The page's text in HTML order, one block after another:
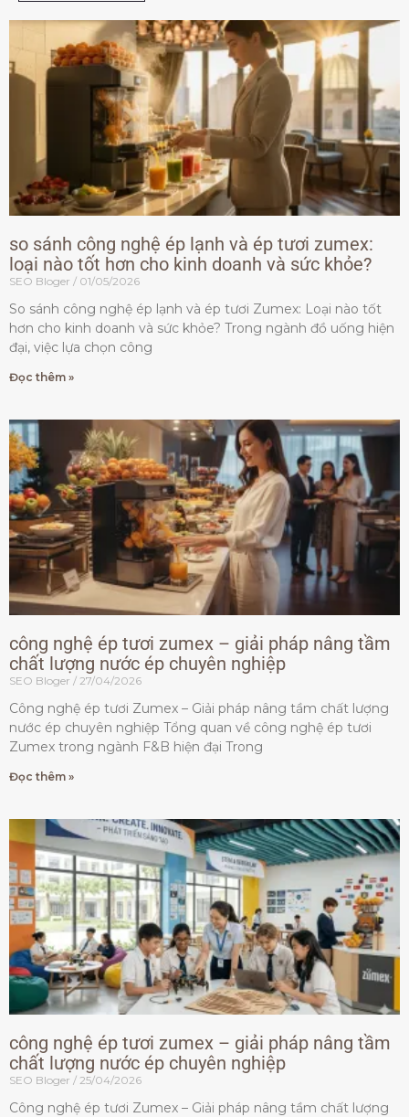
so sánh công nghệ ép lạnh và ép tươi zumex:
loại nào tốt hơn cho kinh doanh và sức khỏe?
SEO Bloger 01/05/2026
So sánh công nghệ ép lạnh và ép tươi Zumex: Loại nào tốt
hơn cho kinh doanh và sức khỏe? Trong ngành đồ uống hiện
đại, việc lựa chọn công
Đọc thêm »
công nghệ ép tươi zumex – giải pháp nâng tầm
chất lượng nước ép chuyên nghiệp
SEO Bloger 27/04/2026
Công nghệ ép tươi Zumex – Giải pháp nâng tầm chất lượng
nước ép chuyên nghiệp Tổng quan về công nghệ ép tươi
Zumex trong ngành F&B hiện đại Trong
Đọc thêm »
công nghệ ép tươi zumex – giải pháp nâng tầm
chất lượng nước ép chuyên nghiệp
SEO Bloger 25/04/2026
Công nghệ ép tươi Zumex – Giải pháp nâng tầm chất lượng